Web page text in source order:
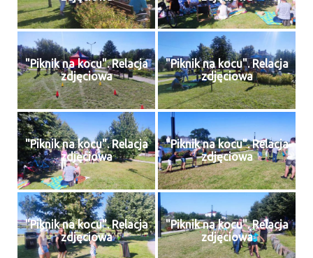
"Piknik na kocu". Relacja
zdjęciowa
"Piknik na kocu". Relacja
zdjęciowa
"Piknik na kocu". Relacja
zdjęciowa
"Piknik na kocu". Relacja
zdjęciowa
"Piknik na kocu". Relacja
zdjęciowa
"Piknik na kocu". Relacja
zdjęciowa